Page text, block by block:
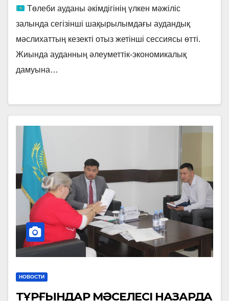
Төлеби ауданы әкімдігінің үлкен мәжіліс
залында сегізінші шақырылымдағы аудандық
мәслихаттың кезекті отыз жетінші сессиясы өтті.
Жиында ауданның әлеуметтік-экономикалық
дамуына…
НОВОСТИ
ТҰРҒЫНДАР МӘСЕЛЕСІ НАЗАРДА